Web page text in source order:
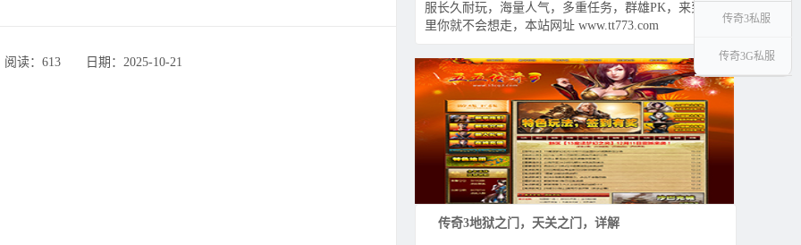
读：613 ‌‍日期：2025-10-21
服长久耐玩，海量人气，多重任务，群雄PK，来到这
里你就不会想走，本站网址 www.tt773.com
传奇3地狱之门，天关之门，详解
传奇3私服
传奇3G私服